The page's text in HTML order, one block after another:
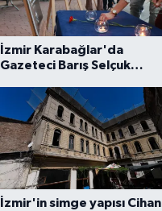
İzmir Karabağlar'da
Gazeteci Barış Selçuk
İzmir'in simge yapısı Cihan